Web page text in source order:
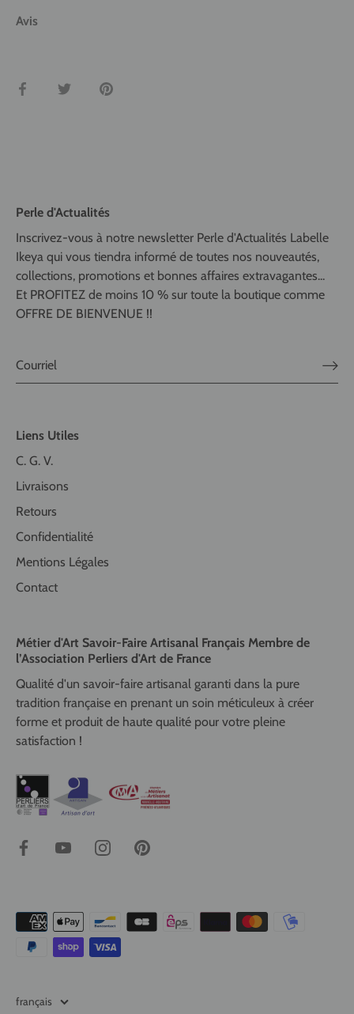
Avis
Partager TweeterÉpingler
Perle d'Actualités
Inscrivez-vous à notre newsletter Perle d'Actualités Labelle
Ikeya qui vous tiendra informé de toutes nos nouveautés,
collections, promotions et bonnes affaires extravagantes...
Et PROFITEZ de moins 10 % sur toute la boutique comme
OFFRE DE BIENVENUE !!
Liens Utiles
C. G. V.
Livraisons
Retours
Confidentialité
Mentions Légales
Contact
Métier d'Art Savoir-Faire Artisanal Français Membre de
l’Association Perliers d'Art de France
Qualité d'un savoir-faire artisanal garanti dans la pure
tradition française en prenant un soin méticuleux à créer
forme et produit de haute qualité pour votre pleine
satisfaction !
Langue
français